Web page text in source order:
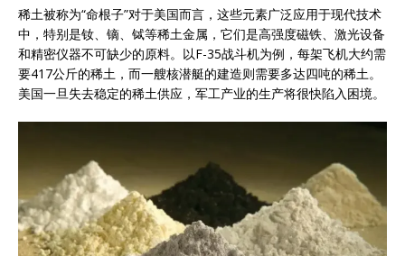
稀土被称为“命根子”对于美国而言，这些元素广泛应用于现代技术
中，特别是钕、镝、铽等稀土金属，它们是高强度磁铁、激光设备
和精密仪器不可缺少的原料。以F-35战斗机为例，每架飞机大约需
要417公斤的稀土，而一艘核潜艇的建造则需要多达四吨的稀土。
美国一旦失去稳定的稀土供应，军工产业的生产将很快陷入困境。